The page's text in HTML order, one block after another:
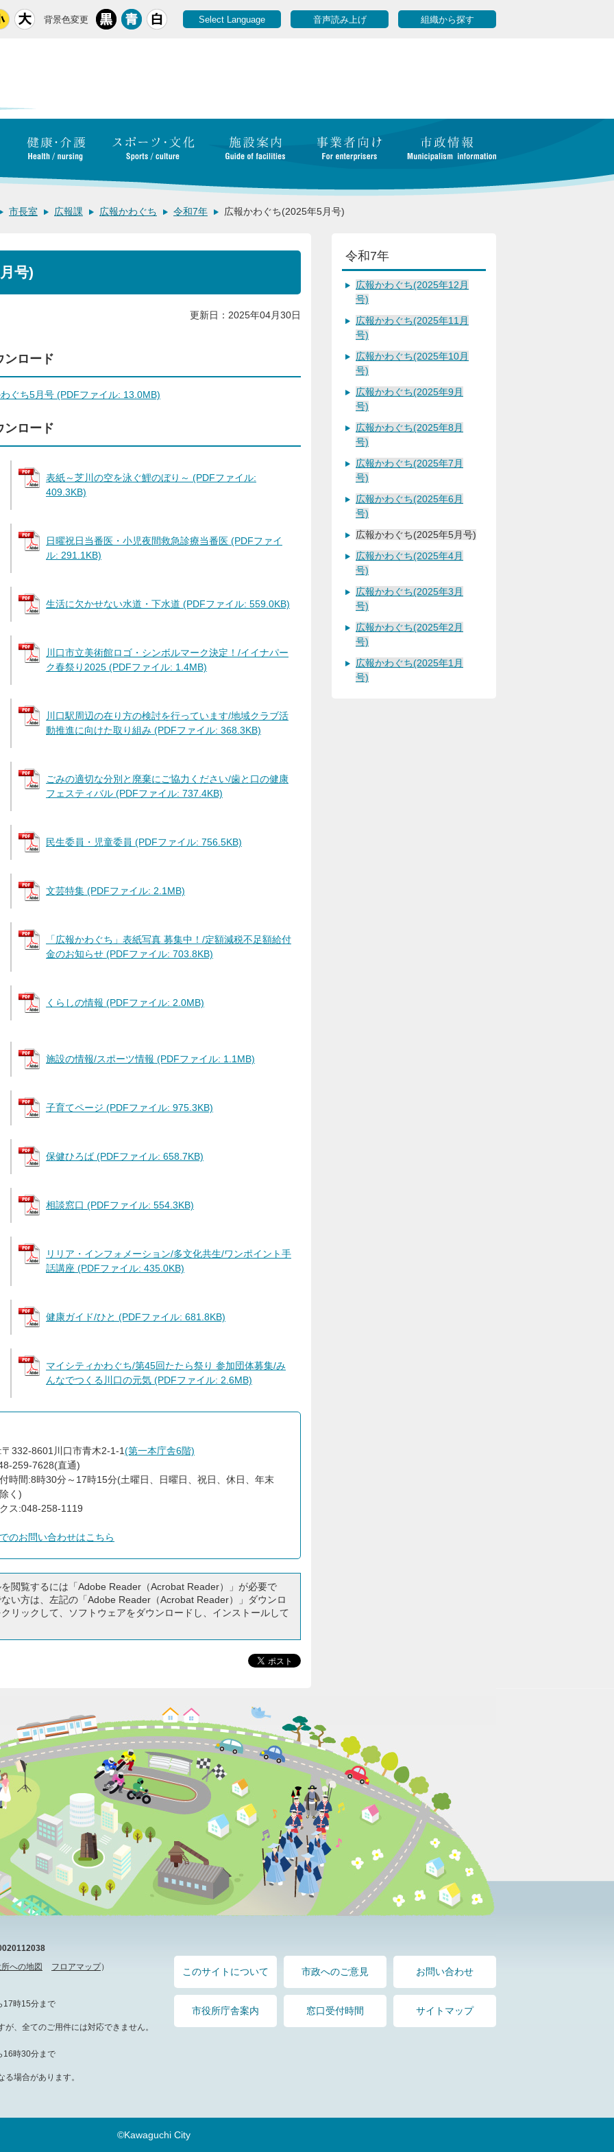
背景色変更 Select Language 音声読み上げ 組織から探す
市長室 広報課 広報かわぐち 令和7年 広報かわぐち(2025年5月号)
号)
更新日：2025年04月30日
ンロード
ぐち5月号 (PDFファイル: 13.0MB)
ンロード
表紙～芝川の空を泳ぐ鯉のぼり～ (PDFファイル:
409.3KB)
日曜祝日当番医・小児夜間救急診療当番医 (PDFファイ
ル: 291.1KB)
生活に欠かせない水道・下水道 (PDFファイル: 559.0KB)
川口市立美術館ロゴ・シンボルマーク決定！/イイナパー
ク春祭り2025 (PDFファイル: 1.4MB)
川口駅周辺の在り方の検討を行っています/地域クラブ活
動推進に向けた取り組み (PDFファイル: 368.3KB)
ごみの適切な分別と廃棄にご協力ください/歯と口の健康
フェスティバル (PDFファイル: 737.4KB)
民生委員・児童委員 (PDFファイル: 756.5KB)
文芸特集 (PDFファイル: 2.1MB)
「広報かわぐち」表紙写真 募集中！/定額減税不足額給付
金のお知らせ (PDFファイル: 703.8KB)
くらしの情報 (PDFファイル: 2.0MB)
施設の情報/スポーツ情報 (PDFファイル: 1.1MB)
子育てページ (PDFファイル: 975.3KB)
保健ひろば (PDFファイル: 658.7KB)
相談窓口 (PDFファイル: 554.3KB)
リリア・インフォメーション/多文化共生/ワンポイント手
話講座 (PDFファイル: 435.0KB)
健康ガイド/ひと (PDFファイル: 681.8KB)
マイシティかわぐち/第45回たたら祭り 参加団体募集/み
んなでつくる川口の元気 (PDFファイル: 2.6MB)
〒332-8601川口市青木2-1-1(第一本庁舎6階)
259-7628(直通)
時間:8時30分～17時15分(土曜日、日曜日、祝日、休日、年末
く)
ス:048-258-1119
のお問い合わせはこちら
閲覧するには「Adobe Reader（Acrobat Reader）」が必要で
い方は、左記の「Adobe Reader（Acrobat Reader）」ダウンロ
リックして、ソフトウェアをダウンロードし、インストールして
令和7年
広報かわぐち(2025年12月
号)
広報かわぐち(2025年11月
号)
広報かわぐち(2025年10月
号)
広報かわぐち(2025年9月
号)
広報かわぐち(2025年8月
号)
広報かわぐち(2025年7月
号)
広報かわぐち(2025年6月
号)
広報かわぐち(2025年5月号)
広報かわぐち(2025年4月
号)
広報かわぐち(2025年3月
号)
広報かわぐち(2025年2月
号)
広報かわぐち(2025年1月
号)
への地図 フロアマップ）
17時15分まで
、全てのご用件には対応できません。
16時30分まで
場合があります。
このサイトについて 市政へのご意見 お問い合わせ
市役所庁舎案内 窓口受付時間 サイトマップ
©Kawaguchi City